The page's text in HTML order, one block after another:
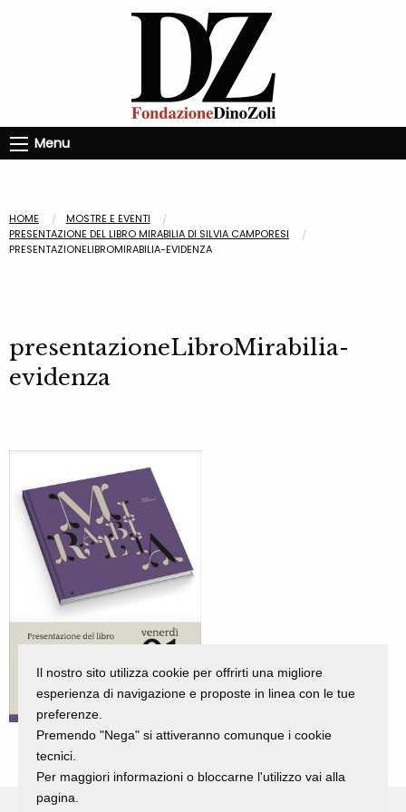
Menu
HOME
MOSTRE E EVENTI
PRESENTAZIONE DEL LIBRO MIRABILIA DI SILVIA CAMPORESI
PRESENTAZIONELIBROMIRABILIA-EVIDENZA
presentazioneLibroMirabilia-
evidenza
Il nostro sito utilizza cookie per offrirti una migliore
esperienza di navigazione e proposte in linea con le tue
preferenze.
Premendo "Nega" si attiveranno comunque i cookie
tecnici.
Per maggiori informazioni o bloccarne l'utilizzo vai alla
pagina.